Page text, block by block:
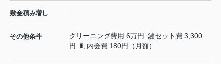
敷金積み増し -
その他条件
クリーニング費用:6万円 鍵セット費:3,300
円 町内会費:180円（月額）